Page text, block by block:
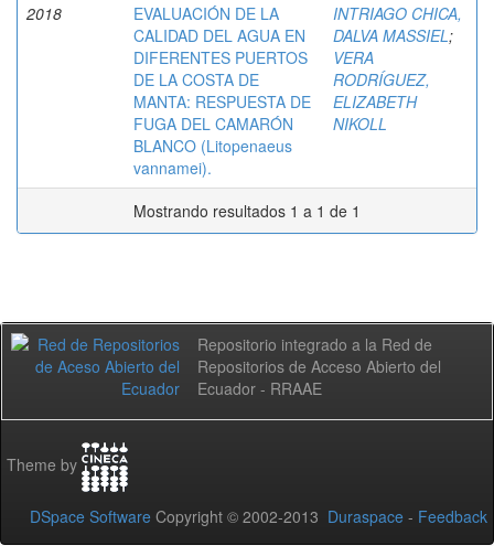
2018
EVALUACIÓN DE LA
CALIDAD DEL AGUA EN
DIFERENTES PUERTOS
DE LA COSTA DE
MANTA: RESPUESTA DE
FUGA DEL CAMARÓN
BLANCO (Litopenaeus
vannamei).
INTRIAGO CHICA,
DALVA MASSIEL;
VERA
RODRÍGUEZ,
ELIZABETH
NIKOLL
Mostrando resultados 1 a 1 de 1
Repositorio integrado a la Red de
Repositorios de Acceso Abierto del
Ecuador - RRAAE
Theme by
DSpace Software Copyright © 2002-2013 Duraspace - Feedback